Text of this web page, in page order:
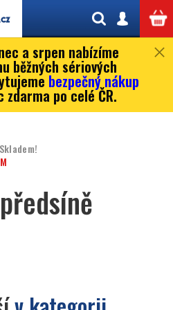
a srpen nabízíme
běžných sériových
bezpečný nákup
zdarma po celé ČR.